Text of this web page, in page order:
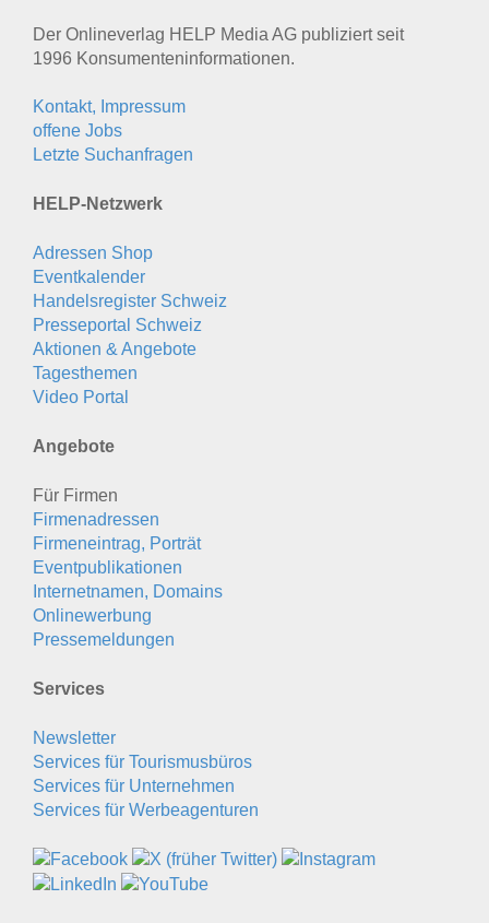
Der Onlineverlag HELP Media AG publiziert seit
1996 Konsumenten­informationen.
Kontakt, Impressum
offene Jobs
Letzte Suchanfragen
HELP-Netzwerk
Adressen Shop
Eventkalender
Handelsregister Schweiz
Presseportal Schweiz
Aktionen & Angebote
Tagesthemen
Video Portal
Angebote
Für Firmen
Firmenadressen
Firmeneintrag, Porträt
Eventpublikationen
Internetnamen, Domains
Onlinewerbung
Pressemeldungen
Services
Newsletter
Services für Tourismusbüros
Services für Unternehmen
Services für Werbeagenturen